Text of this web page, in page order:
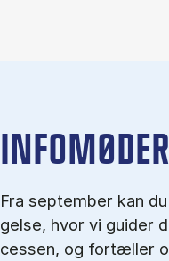
Fra september kan
gel­se, hvor vi gu­i­der
ces­sen, og for­tæl­ler